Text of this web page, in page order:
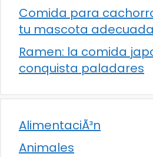
Comida para
tu mascota
Ramen: la comida
conquista paladares
AlimentaciÃ³n
Animales